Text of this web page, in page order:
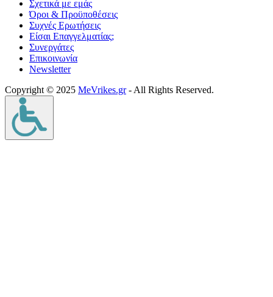
Σχετικά με εμάς
Όροι & Προϋποθέσεις
Συχνές Ερωτήσεις
Είσαι Επαγγελματίας;
Συνεργάτες
Επικοινωνία
Νewsletter
Copyright © 2025 MeVrikes.gr- All Rights Reserved.